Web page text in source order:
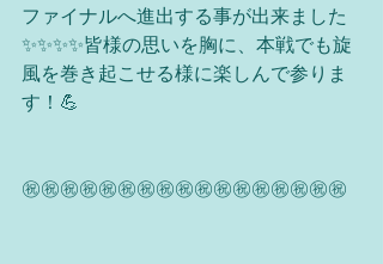
ファイナルへ進出する事が出来ました
✨✨✨✨皆様の思いを胸に、本戦でも旋
風を巻き起こせる様に楽しんで参りま
す！💪
㊗️㊗️㊗️㊗️㊗️㊗️㊗️㊗️㊗️㊗️㊗️㊗️㊗️㊗️㊗️㊗️㊗️